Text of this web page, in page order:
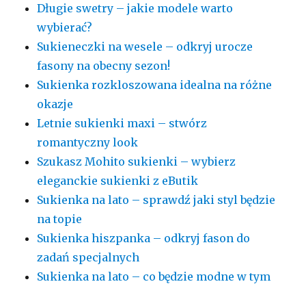
Długie swetry – jakie modele warto
wybierać?
Sukieneczki na wesele – odkryj urocze
fasony na obecny sezon!
Sukienka rozkloszowana idealna na różne
okazje
Letnie sukienki maxi – stwórz
romantyczny look
Szukasz Mohito sukienki – wybierz
eleganckie sukienki z eButik
Sukienka na lato – sprawdź jaki styl będzie
na topie
Sukienka hiszpanka – odkryj fason do
zadań specjalnych
Sukienka na lato – co będzie modne w tym